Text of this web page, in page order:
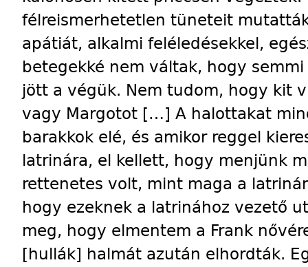
félreismerhetetlen tüneteit
apátiát, alkalmi feléledésekkel,
betegekké nem váltak, hogy
jött a végük. Nem tudom, hogy kit
vagy Margotot […] A halottakat
barakkok elé, és amikor reggel
latrinára, el kellett, hogy menjünk
rettenetes volt, mint maga a
hogy ezeknek a latrinához vezető
meg, hogy elmentem a Frank
[hullák] halmát azután elhordták.